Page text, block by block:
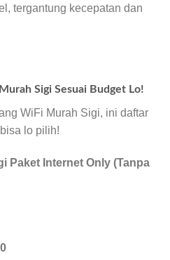
tergantung kecepatan dan
Sigi Sesuai Budget Lo!
WiFi Murah Sigi, ini daftar
lo pilih!
Paket Internet Only (Tanpa